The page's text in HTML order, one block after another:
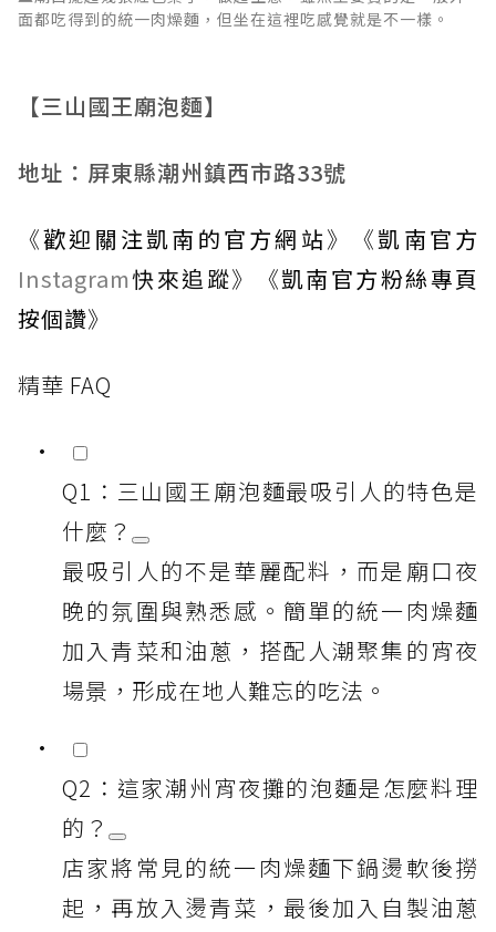
面都吃得到的統一肉燥麵，但坐在這裡吃感覺就是不一樣。
【三山國王廟泡麵】
地址：屏東縣潮州鎮西市路33號
《歡迎關注凱南的官方網站》《凱南官方
Instagram快來追蹤》《凱南官方粉絲專頁
按個讚》
精華 FAQ
Q1：三山國王廟泡麵最吸引人的特色是
什麼？
最吸引人的不是華麗配料，而是廟口夜
晚的氛圍與熟悉感。簡單的統一肉燥麵
加入青菜和油蔥，搭配人潮聚集的宵夜
場景，形成在地人難忘的吃法。
Q2：這家潮州宵夜攤的泡麵是怎麼料理
的？
店家將常見的統一肉燥麵下鍋燙軟後撈
起，再放入燙青菜，最後加入自製油蔥